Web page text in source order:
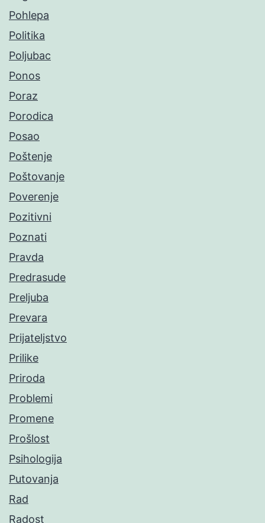
Pohlepa
Politika
Poljubac
Ponos
Poraz
Porodica
Posao
Poštenje
Poštovanje
Poverenje
Pozitivni
Poznati
Pravda
Predrasude
Preljuba
Prevara
Prijateljstvo
Prilike
Priroda
Problemi
Promene
Prošlost
Psihologija
Putovanja
Rad
Radost